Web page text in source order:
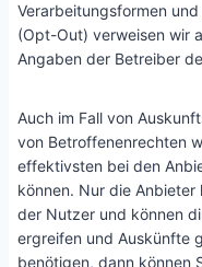
Verarbeitungsformen
(Opt-Out) verweisen wir
Angaben der Betreiber
Auch im Fall von
von Betroffenenrechten
effektivsten bei den
können. Nur die
der Nutzer und können
ergreifen und Auskünfte
benötigen, dann können